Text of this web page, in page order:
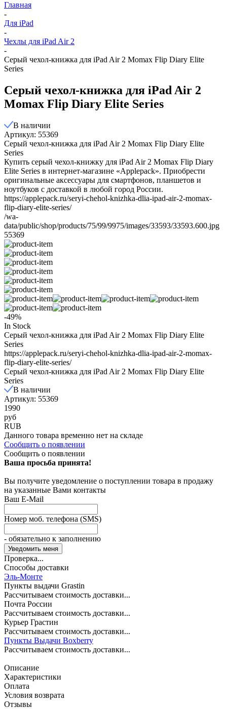
Главная
-
Для iPad
-
Чехлы для iPad Air 2
-
Серый чехол-книжка для iPad Air 2 Momax Flip Diary Elite
Series
Серый чехол-книжка для iPad Air 2
Momax Flip Diary Elite Series
В наличии
Артикул: 55369
Серый чехол-книжка для iPad Air 2 Momax Flip Diary Elite
Series
Купить серый чехол-книжку для iPad Air 2 Momax Flip Diary
Elite Series в интернет-магазине «Applepack». Приобрести
оригинальные аксессуары для смартфонов, планшетов и
ноутбуков с доставкой в любой город России.
https://applepack.ru/seryi-chehol-knizhka-dlia-ipad-air-2-momax-
flip-diary-elite-series/
/wa-
data/public/shop/products/75/99/9975/images/33593/33593.600.jpg
55369
-49%
In Stock
Серый чехол-книжка для iPad Air 2 Momax Flip Diary Elite
Series
https://applepack.ru/seryi-chehol-knizhka-dlia-ipad-air-2-momax-
flip-diary-elite-series/
Серый чехол-книжка для iPad Air 2 Momax Flip Diary Elite
Series
В наличии
Артикул: 55369
1990
руб
RUB
Данного товара временно нет на складе
Сообщить о появлении
Сообщить о появлении
Ваша просьба принята!
Вы получите уведомление о поступлении товара в продажу
на указанные Вами контакты
Ваш E-Mail
Номер моб. телефона (SMS)
- обязательно к заполнению
Проверка...
Способы доставки
Эль-Монте
Пункты выдачи Grastin
Рассчитываем стоимость доставки...
Почта России
Рассчитываем стоимость доставки...
Курьер Грастин
Рассчитываем стоимость доставки...
Пункты Выдачи Boxberry
Рассчитываем стоимость доставки...
Описание
Характеристики
Оплата
Условия возврата
Отзывы